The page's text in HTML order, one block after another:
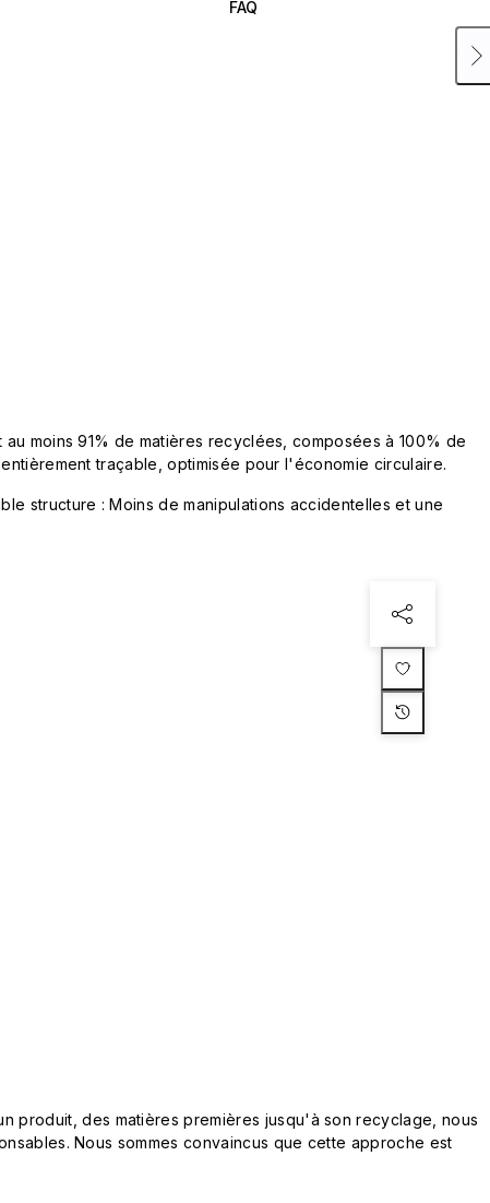
FAQ
moins 91% de matières recyclées, composées à 100% de
traçable, optimisée pour l'économie circulaire.
structure : Moins de manipulations accidentelles et une
produit, des matières premières jusqu'à son recyclage, nous
Nous sommes convaincus que cette approche est